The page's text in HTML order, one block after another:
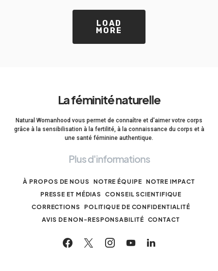
LOAD
MORE
La féminité naturelle
Natural Womanhood vous permet de connaître et d'aimer votre corps
grâce à la sensibilisation à la fertilité, à la connaissance du corps et à
une santé féminine authentique.
Plus d'informations
À PROPOS DE NOUS NOTRE ÉQUIPE NOTRE IMPACT
PRESSE ET MÉDIAS
CONSEIL SCIENTIFIQUE
CORRECTIONS POLITIQUE DE CONFIDENTIALITÉ
AVIS DE NON-RESPONSABILITÉ CONTACT